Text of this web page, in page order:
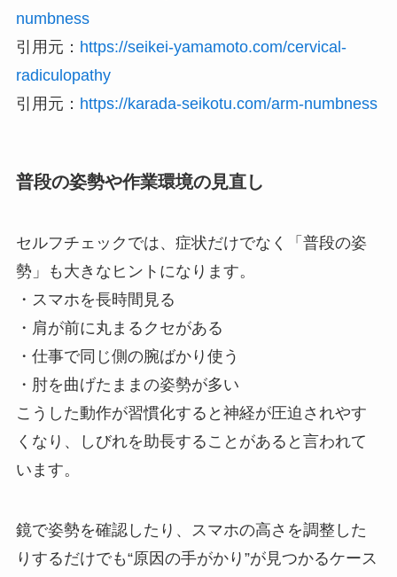
numbness
引用元： https://seikei-yamamoto.com/cervical-
radiculopathy
引用元： https://karada-seikotu.com/arm-numbness
普段の姿勢や作業環境の見直し
セルフチェックでは、症状だけでなく「普段の姿
勢」も大きなヒントになります。
・スマホを長時間見る
・肩が前に丸まるクセがある
・仕事で同じ側の腕ばかり使う
・肘を曲げたままの姿勢が多い
こうした動作が習慣化すると神経が圧迫されやす
くなり、しびれを助長することがあると言われて
います。
鏡で姿勢を確認したり、スマホの高さを調整した
りするだけでも“原因の手がかり”が見つかるケース